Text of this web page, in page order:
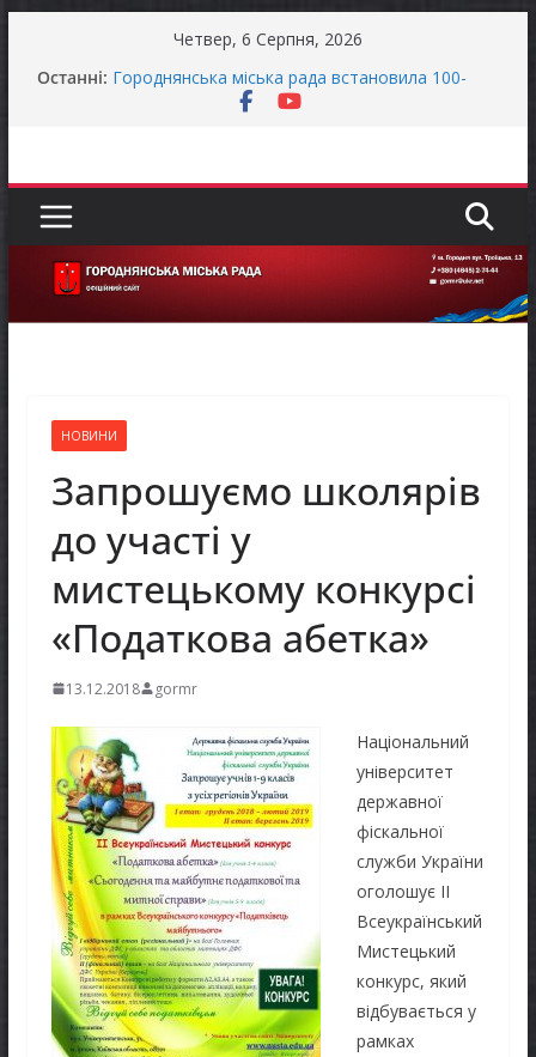
Четвер, 6 Серпня, 2026
Останні: Городнянська міська рада встановила 100-
відсоткові податкові пільги для територій,
демобілізованих осіб в Городнянській громаді
До уваги представників бізнесу!
Продовжується реалізація програми «Діалог
влади та бізнесу»
НОВИНИ
Запрошуємо школярів
до участі у
мистецькому конкурсі
«Податкова абетка»
13.12.2018 gormr
Національний
університет
державної
фіскальної
служби України
оголошує ІІ
Всеукраїнський
Мистецький
конкурс, який
відбувається у
рамках